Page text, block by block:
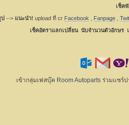
เช็ค
--> แนะนำ! upload ที่ cr Facebook Fanpage,
เช็คอัตราแลกเปลี่ยน นับจำนวนตัวอักษร
เข้ากลุ่มเฟสบุ๊ค Room Autopartsร่วมแชร์ป